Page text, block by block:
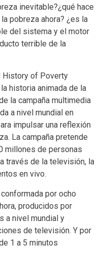
inevitable?¿qué hace
pobreza ahora? ¿es la
del sistema y el motor
terrible de la
History of Poverty
historia animada de la
la campaña multimedia
a nivel mundial en
impulsar una reflexión
La campaña pretende
millones de personas
través de la televisión, la
en vivo.
por ocho
producidos por
a nivel mundial y
de televisión. Y por
1 a 5 minutos